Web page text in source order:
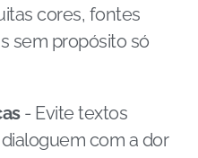
cores, fontes
sem propósito só
- Evite textos
com a dor